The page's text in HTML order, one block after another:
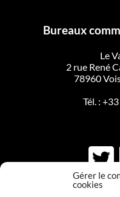
Gérer le
cookies
Bureaux
Le
2 rue René
78960
Tél. :